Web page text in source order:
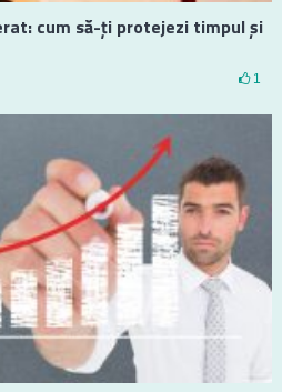
cum să-ți protejezi timpul și
1